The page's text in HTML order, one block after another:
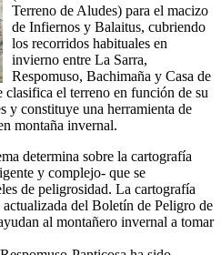
Terreno de Aludes) para el macizo
de Infiernos y Balaitus, cubriendo
los recorridos habituales en
invierno entre La Sarra,
Respomuso, Bachimaña y Casa de
clasifica el terreno en función de su
y constituye una herramienta de
montaña invernal.
determina sobre la cartografía
y complejo- que se
de peligrosidad. La cartografía
del Boletín de Peligro de
al montañero invernal a tomar